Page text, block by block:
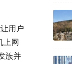
用户
上网
族并